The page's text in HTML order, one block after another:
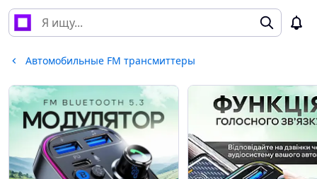
Автомобильные FM трансмиттеры